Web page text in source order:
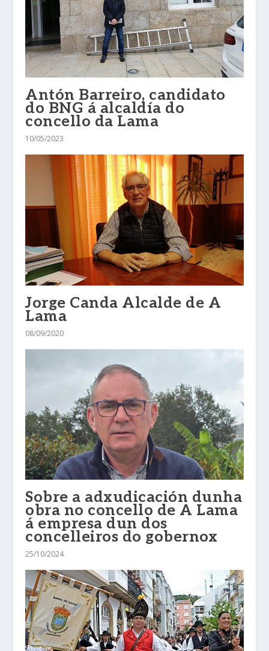
Antón Barreiro, candidato
do BNG á alcaldía do
concello da Lama
10/05/2023
Jorge Canda Alcalde de A
Lama
08/09/2020
Sobre a adxudicación dunha
obra no concello de A Lama
á empresa dun dos
concelleiros do gobernox
25/10/2024